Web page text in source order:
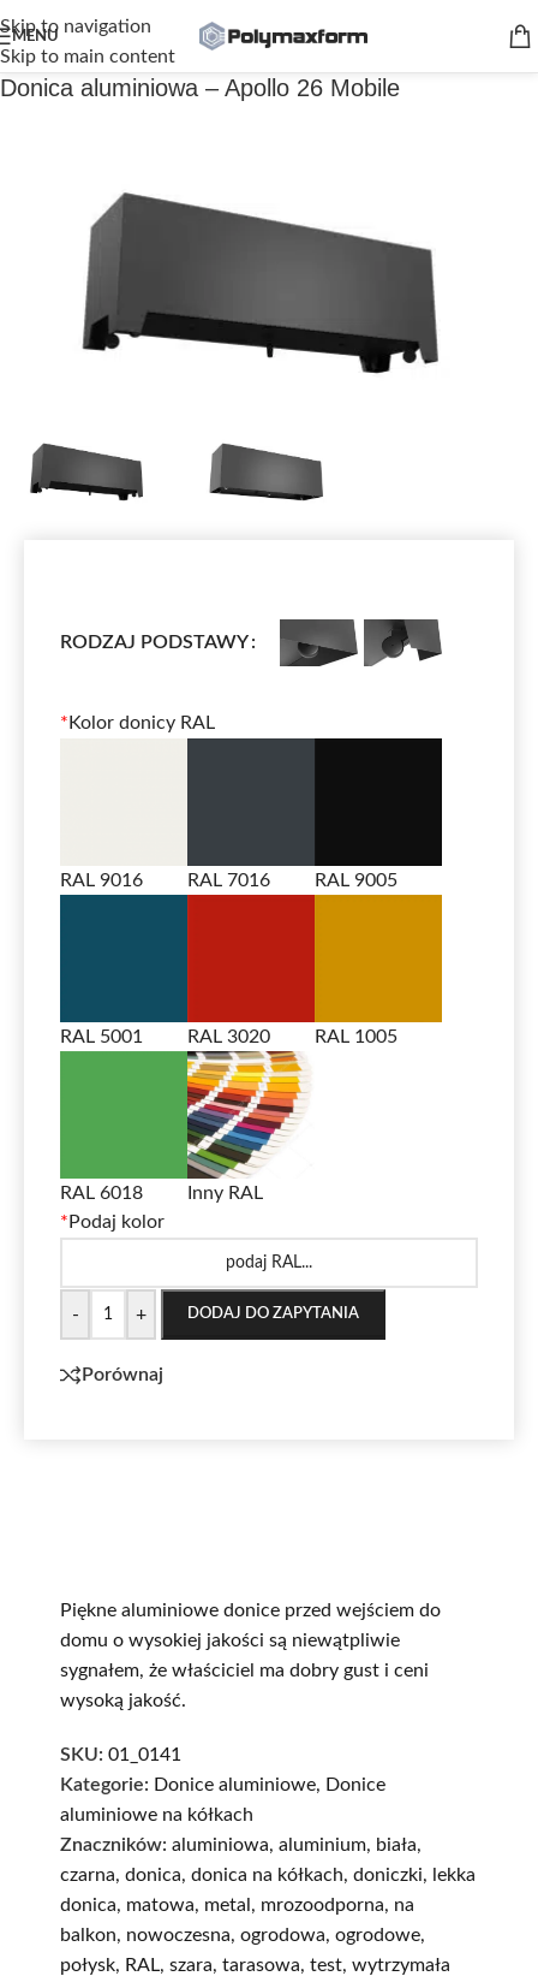
Skip to navigation
Skip to main content
MENU
Donica aluminiowa – Apollo 26 Mobile
Piękne aluminiowe donice przed wejściem do
domu o wysokiej jakości są niewątpliwie
sygnałem, że właściciel ma dobry gust i ceni
wysoką jakość.
SKU: 01_0141
Kategorie: Donice aluminiowe, Donice
aluminiowe na kółkach
Znaczników: aluminiowa, aluminium, biała,
czarna, donica, donica na kółkach, doniczki, lekka
donica, matowa, metal , mrozoodporna, na
balkon, nowoczesna, ogrodowa, ogrodowe,
połysk, RAL, szara, tarasowa, test, wytrzymała
RODZAJ PODSTAWY
* Kolor donicy RAL
RAL 9016 RAL 7016 RAL 9005
RAL 5001 RAL 3020 RAL 1005
RAL 6018
Inny RAL
* Podaj kolor
- + DODAJ DO ZAPYTANIA
Porównaj